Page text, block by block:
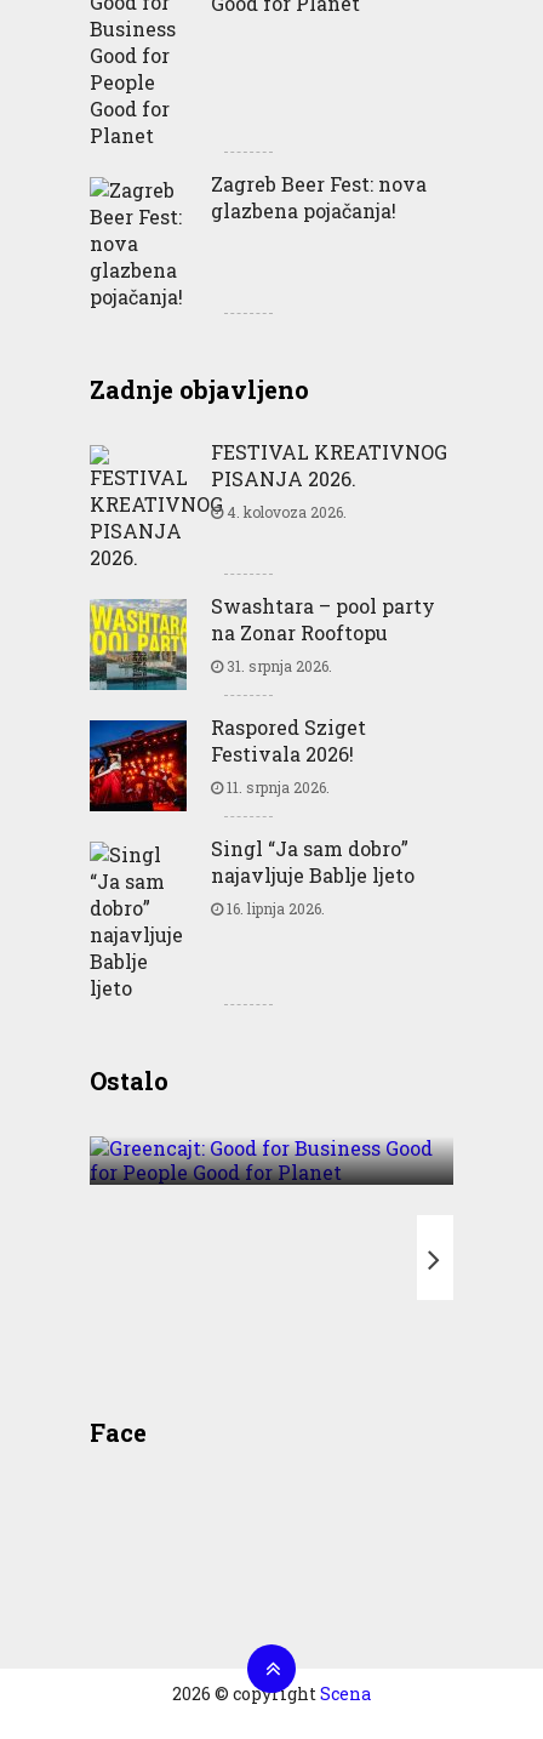
Zagreb Beer Fest: nova
glazbena pojačanja!
Zadnje objavljeno
FESTIVAL KREATIVNOG
PISANJA 2026.
4. kolovoza 2026.
Swashtara – pool party
na Zonar Rooftopu
31. srpnja 2026.
Raspored Sziget
Festivala 2026!
11. srpnja 2026.
Singl “Ja sam dobro”
najavljuje Bablje ljeto
16. lipnja 2026.
OstaloBusiness Good for People
Face
2026 © copyrightScena